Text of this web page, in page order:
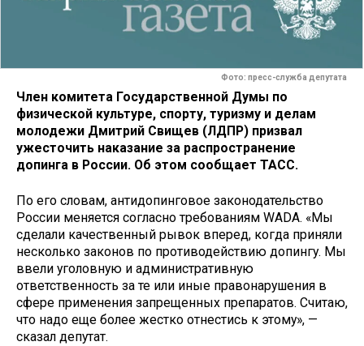
Фото: пресс-служба депутата
Член комитета Государственной Думы по
физической культуре, спорту, туризму и делам
молодежи Дмитрий Свищев (ЛДПР) призвал
ужесточить наказание за распространение
допинга в России. Об этом сообщает ТАСС.
По его словам, антидопинговое законодательство
России меняется согласно требованиям WADA. «Мы
сделали качественный рывок вперед, когда приняли
несколько законов по противодействию допингу. Мы
ввели уголовную и административную
ответственность за те или иные правонарушения в
сфере применения запрещенных препаратов. Считаю,
что надо еще более жестко отнестись к этому», —
сказал депутат.